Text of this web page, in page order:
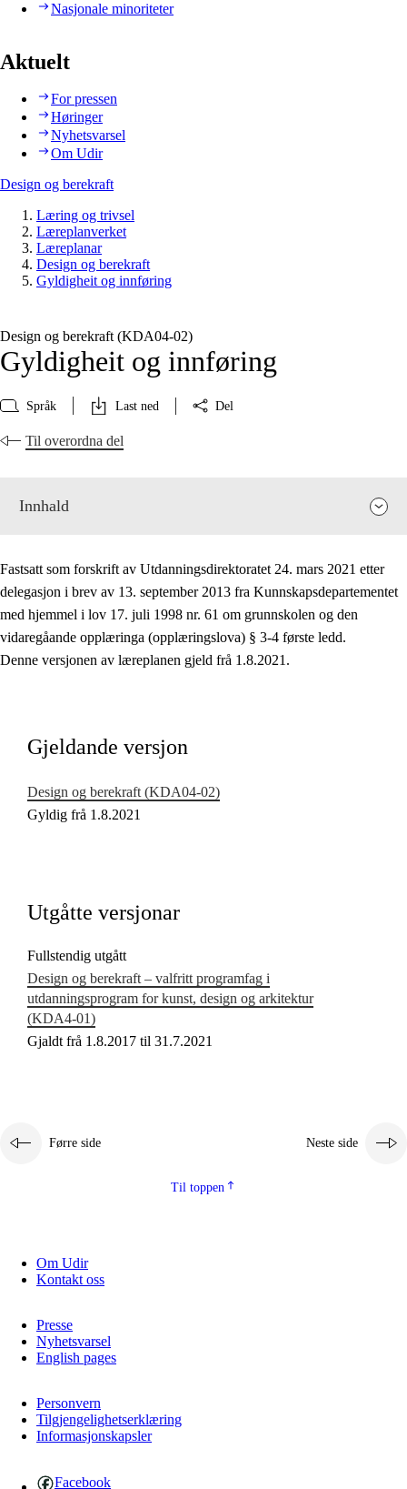
Nasjonale minoriteter
Aktuelt
For pressen
Høringer
Nyhetsvarsel
Om Udir
Design og berekraft
Læring og trivsel
Læreplanverket
Læreplanar
Design og berekraft
Gyldigheit og innføring
Design og berekraft (KDA04‑02)
Gyldigheit og innføring
Språk Last ned Del
Til overordna del
Innhald
Fagrelevans og sentrale verdiar
Grunnleggjande ferdigheiter
Fastsatt som forskrift av Utdanningsdirektoratet 24. mars 2021 etter
delegasjon i brev av 13. september 2013 fra Kunnskapsdepartementet
med hjemmel i lov 17. juli 1998 nr. 61 om grunnskolen og den
vidaregåande opplæringa (opplæringslova) § 3-4 første ledd.
Denne versjonen av læreplanen gjeld frå 1.8.2021.
Gjeldande versjon
Design og berekraft (KDA04‑02)
Gyldig frå 1.8.2021
Utgåtte versjonar
Fullstendig utgått
Design og berekraft – valfritt programfag i
utdanningsprogram for kunst, design og arkitektur
(KDA4‑01)
Gjaldt frå 1.8.2017 til 31.7.2021
Førre side Neste side
Til toppen
Om Udir
Kontakt oss
Presse
Nyhetsvarsel
English pages
Personvern
Tilgjengelighetserklæring
Informasjonskapsler
Facebook